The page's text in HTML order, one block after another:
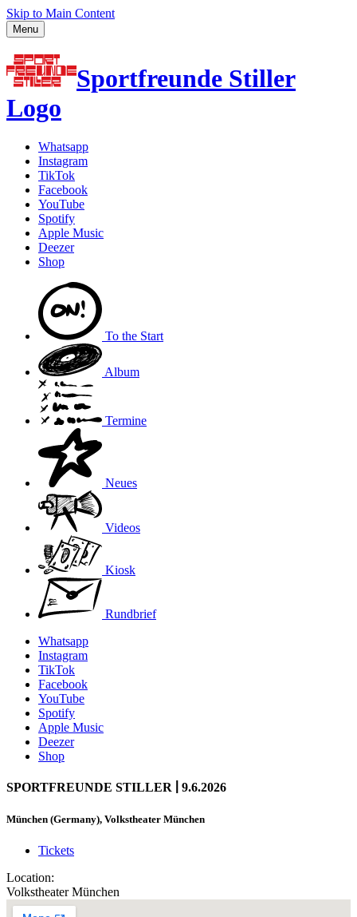
Skip to Main Content
Menu
Sportfreunde Stiller
Logo
Whatsapp
Instagram
TikTok
Facebook
YouTube
Spotify
Apple Music
Deezer
Shop
To the Start
Album
Termine
Neues
Videos
Kiosk
Rundbrief
Whatsapp
Instagram
TikTok
Facebook
YouTube
Spotify
Apple Music
Deezer
Shop
SPORTFREUNDE STILLER 9.6.2026
München (Germany), Volkstheater München
Tickets
Location:
Volkstheater München